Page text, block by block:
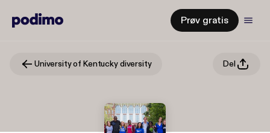
Prøv gratis
University of Kentucky diversity Del